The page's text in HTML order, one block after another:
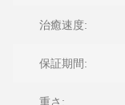
治癒速度:
保証期間:
重さ: